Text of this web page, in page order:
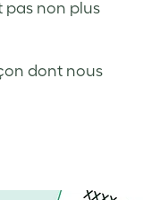
pas non plus
dont nous